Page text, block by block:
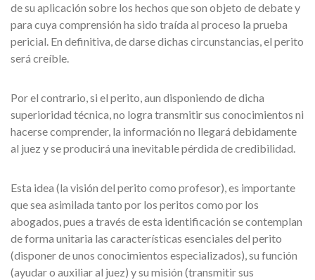
de su aplicación sobre los hechos que son objeto de debate y
para cuya comprensión ha sido traída al proceso la prueba
pericial. En definitiva, de darse dichas circunstancias, el perito
será creíble.
Por el contrario, si el perito, aun disponiendo de dicha
superioridad técnica, no logra transmitir sus conocimientos ni
hacerse comprender, la información no llegará debidamente
al juez y se producirá una inevitable pérdida de credibilidad.
Esta idea (la visión del perito como profesor), es importante
que sea asimilada tanto por los peritos como por los
abogados, pues a través de esta identificación se contemplan
de forma unitaria las características esenciales del perito
(disponer de unos conocimientos especializados), su función
(ayudar o auxiliar al juez) y su misión (transmitir sus